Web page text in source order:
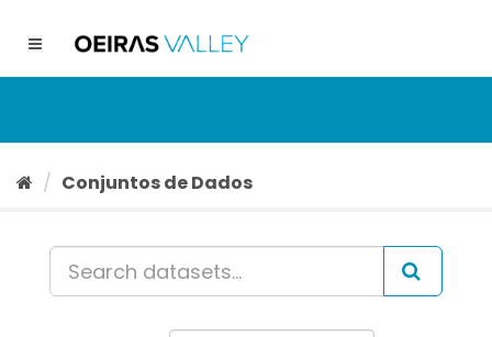
conteúdo
Toggle
Conjuntos de Dados